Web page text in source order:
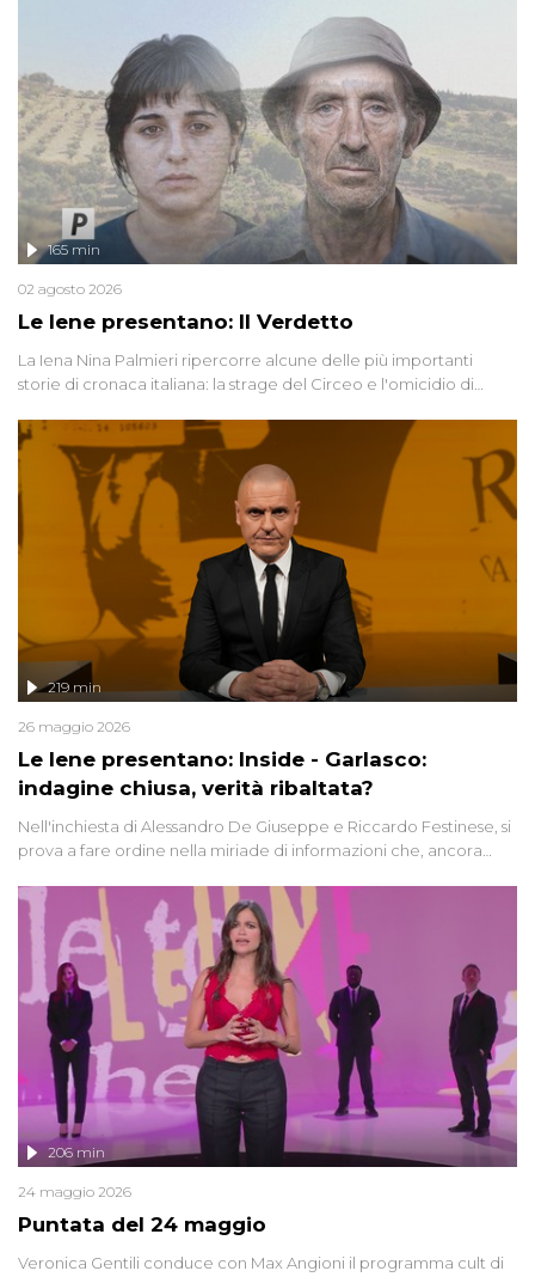
Le Iene presentano: Il Verdetto
165 min
02 agosto 2026
La Iena Nina Palmieri ripercorre alcune delle più importanti
storie di cronaca italiana: la strage del Circeo e l'omicidio di
Le Iene presentano: Inside - Garlasco:
indagine chiusa, verità ribaltata?
219 min
26 maggio 2026
Nell'inchiesta di Alessandro De Giuseppe e Riccardo Festinese, si
prova a fare ordine nella miriade di informazioni che, ancora
giudiziarie più discusse degli ultimi anni. Lo speciale ricostruisce la
vicenda mettendo in fila testimonianze, errori, dettagli
controversi e i protagonisti di un'indagine che sembra non avere
fine.
Puntata del 24 maggio
206 min
24 maggio 2026
Veronica Gentili conduce con Max Angioni il programma cult di